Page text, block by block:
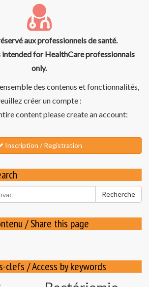
aux professionnels de santé.
for HealthCare professionnals
only.
des contenus et fonctionnalités,
créer un compte :
content please create an account:
Inscription / Registration
Recherche
/ Share this page
clefs / Access by keywords